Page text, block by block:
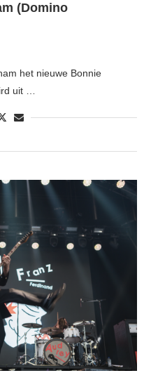
(Domino
het nieuwe Bonnie
uit …